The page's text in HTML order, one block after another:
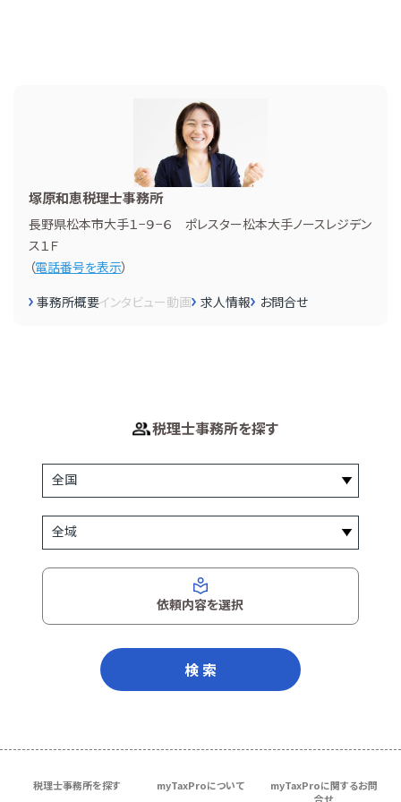
塚原和恵税理士事務所
長野県松本市大手１−９−６ ポレスター松本大手ノースレジデン
ス１Ｆ
（電話番号を表示）
事務所概要インタビュー動画 求人情報 お問合せ
税理士事務所を探す
依頼内容を選択
検 索
税理士事務所を探す myTaxProについて
myTaxProに関するお問
合せ